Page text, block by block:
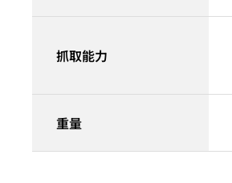
抓取能力
重量